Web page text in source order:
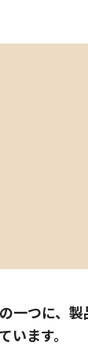
一つに、
ます。